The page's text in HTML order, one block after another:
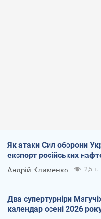
Як атаки Сил оборони
експорт російських
Андрій Клименко 2,5 т.
Два супертурніри
календар осені 2026